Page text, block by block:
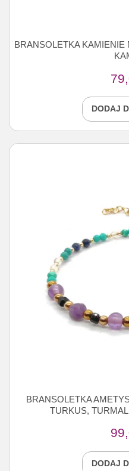
BRANSOLETKA KAMIENIE
DODAJ
BRANSOLETKA
TURKUS,
DODAJ